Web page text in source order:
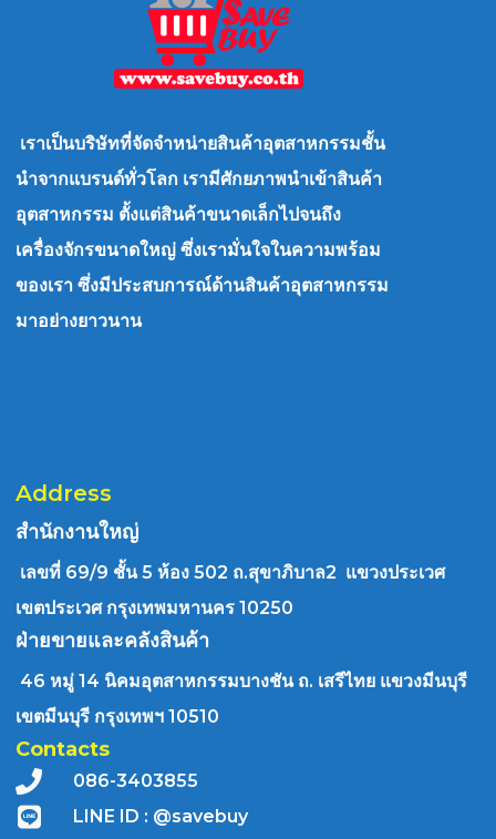
เราเป็นบริษัทที่จัดจำหน่ายสินค้าอุตสาหกรรมชั้น
นำจากแบรนด์ทั่วโลก เรามีศักยภาพนำเข้าสินค้า
อุตสาหกรรม ตั้งแต่สินค้าขนาดเล็กไปจนถึง
เครื่องจักรขนาดใหญ่ ซึ่งเรามั่นใจในความพร้อม
ของเรา ซึ่งมีประสบการณ์ด้านสินค้าอุตสาหกรรม
มาอย่างยาวนาน
Address
สำนักงานใหญ่
เลขที่ 69/9 ชั้น 5 ห้อง 502 ถ.สุขาภิบาล2 แขวงประเวศ
เขตประเวศ กรุงเทพมหานคร 10250
ฝ่ายขายและคลังสินค้า
46 หมู่ 14 นิคมอุตสาหกรรมบางชัน ถ. เสรีไทย แขวงมีนบุรี
เขตมีนบุรี กรุงเทพฯ 10510
Contacts
086-3403855
LINE ID : @savebuy